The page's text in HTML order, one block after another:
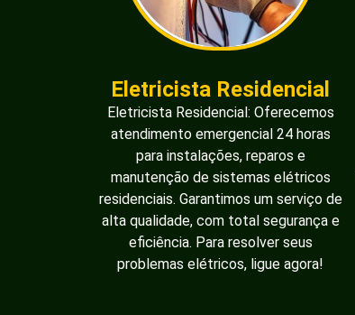
Eletricista Residencial
Eletricista Residencial: Oferecemos
atendimento emergencial 24 horas
para instalações, reparos e
manutenção de sistemas elétricos
residenciais. Garantimos um serviço de
alta qualidade, com total segurança e
eficiência. Para resolver seus
problemas elétricos, ligue agora!